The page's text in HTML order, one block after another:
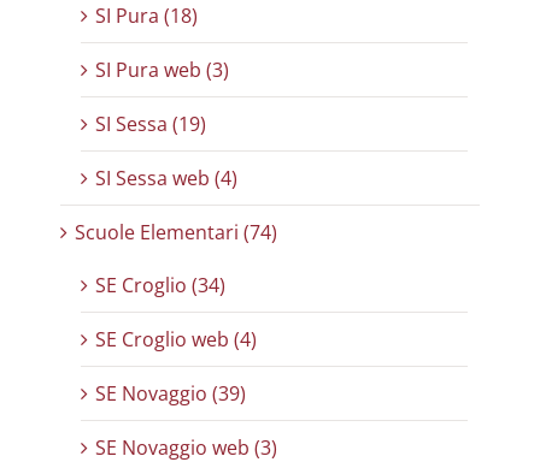
SI Pura (18)
SI Pura web (3)
SI Sessa (19)
SI Sessa web (4)
Scuole Elementari (74)
SE Croglio (34)
SE Croglio web (4)
SE Novaggio (39)
SE Novaggio web (3)